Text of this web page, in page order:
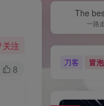
关注
8
The
一路
刀客 冒泡